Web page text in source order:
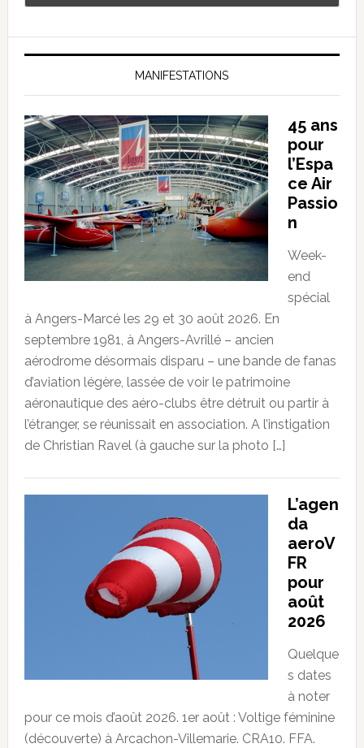
MANIFESTATIONS
45 ans
pour
l’Espa
ce Air
Passio
n
Week-
end
spécial
à Angers-Marcé les 29 et 30 août 2026. En
septembre 1981, à Angers-Avrillé – ancien
aérodrome désormais disparu – une bande de fanas
d’aviation légère, lassée de voir le patrimoine
aéronautique des aéro-clubs être détruit ou partir à
l’étranger, se réunissait en association. A l’instigation
de Christian Ravel (à gauche sur la photo […]
L’agen
da
aeroV
FR
pour
août
2026
Quelque
s dates
à noter
pour ce mois d’août 2026. 1er août : Voltige féminine
(découverte) à Arcachon-Villemarie. CRA10. FFA.